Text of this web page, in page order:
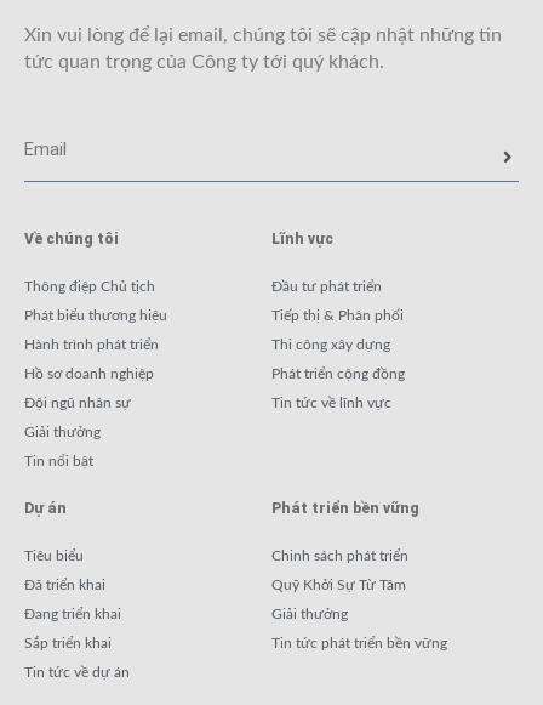
Xin vui lòng để lại email, chúng tôi sẽ cập nhật những tin
tức quan trọng của Công ty tới quý khách.
Về chúng tôi
Thông điệp Chủ tịch
Phát biểu thương hiệu
Hành trình phát triển
Hồ sơ doanh nghiệp
Đội ngũ nhân sự
Giải thưởng
Tin nổi bật
Lĩnh vực
Đầu tư phát triển
Tiếp thị & Phân phối
Thi công xây dựng
Phát triển cộng đồng
Tin tức về lĩnh vực
Dự án
Tiêu biểu
Đã triển khai
Đang triển khai
Sắp triển khai
Tin tức về dự án
Phát triển bền vững
Chinh sách phát triển
Quỹ Khởi Sự Từ Tâm
Giải thưởng
Tin tức phát triển bền vững